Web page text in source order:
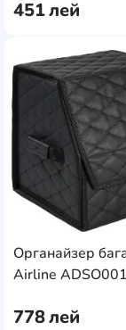
451лей
Органайзер
Airline ADSO001
778лей